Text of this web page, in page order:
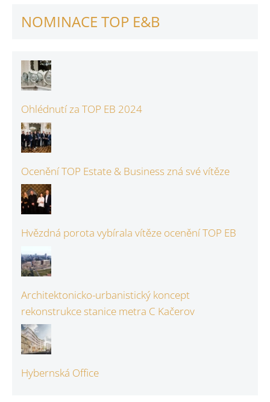
NOMINACE TOP E&B
Ohlédnutí za TOP EB 2024
Ocenění TOP Estate & Business zná své vítěze
Hvězdná porota vybírala vítěze ocenění TOP EB
Architektonicko-urbanistický koncept
rekonstrukce stanice metra C Kačerov
Hybernská Office